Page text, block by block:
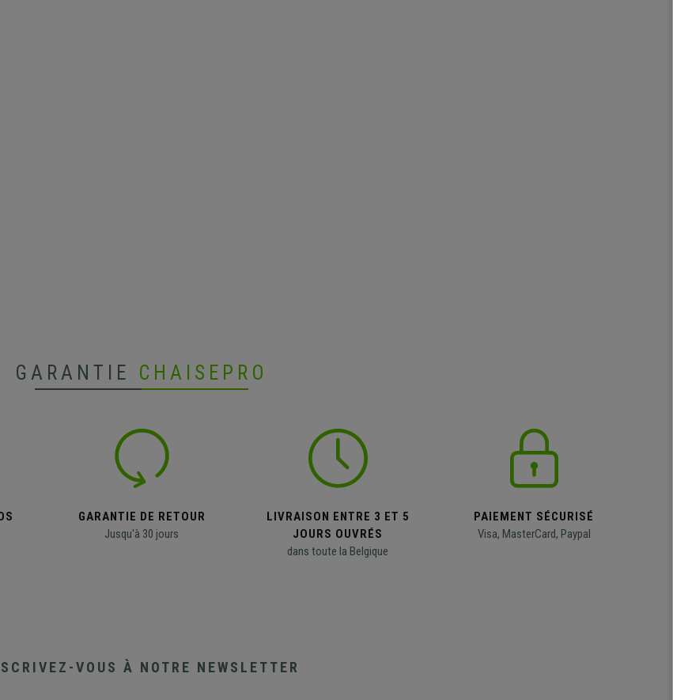
GARANTIE CHAISEPRO
GARANTIE DE RETOUR
Jusqu'à 30 jours
LIVRAISON ENTRE 3 ET 5
JOURS OUVRÉS
dans toute la Belgique
PAIEMENT SÉCURISÉ
Visa, MasterCard, Paypal
VOUS À NOTRE NEWSLETTER